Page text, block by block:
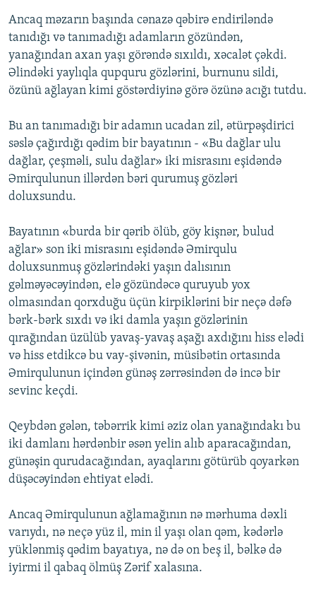
Ancaq məzarın başında cənazə qəbirə endiriləndə
tanıdığı və tanımadığı adamların gözündən,
yanağından axan yaşı görəndə sıxıldı, xəcalət çəkdi.
Əlindəki yaylıqla qupquru gözlərini, burnunu sildi,
özünü ağlayan kimi göstərdiyinə görə özünə acığı tutdu.
Bu an tanımadığı bir adamın ucadan zil, ətürpəşdirici
səslə çağırdığı qədim bir bayatının - «Bu dağlar ulu
dağlar, çeşməli, sulu dağlar» iki misrasını eşidəndə
Əmirqulunun illərdən bəri qurumuş gözləri
doluxsundu.
Bayatının «burda bir qərib ölüb, göy kişnər, bulud
ağlar» son iki misrasını eşidəndə Əmirqulu
doluxsunmuş gözlərindəki yaşın dalısının
gəlməyəcəyindən, elə gözündəcə quruyub yox
olmasından qorxduğu üçün kirpiklərini bir neçə dəfə
bərk-bərk sıxdı və iki damla yaşın gözlərinin
qırağından üzülüb yavaş-yavaş aşağı axdığını hiss elədi
və hiss etdikcə bu vay-şivənin, müsibətin ortasında
Əmirqulunun içindən günəş zərrəsindən də incə bir
sevinc keçdi.
Qeybdən gələn, təbərrik kimi əziz olan yanağındakı bu
iki damlanı hərdənbir əsən yelin alıb aparacağından,
günəşin qurudacağından, ayaqlarını götürüb qoyarkən
düşəcəyindən ehtiyat elədi.
Ancaq Əmirqulunun ağlamağının nə mərhuma dəxli
varıydı, nə neçə yüz il, min il yaşı olan qəm, kədərlə
yüklənmiş qədim bayatıya, nə də on beş il, bəlkə də
iyirmi il qabaq ölmüş Zərif xalasına.